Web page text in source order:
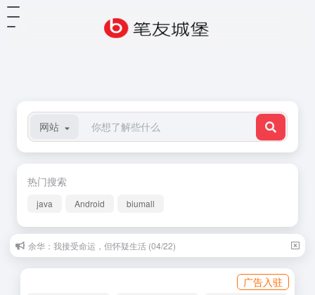
网站
热门搜索
java Android biumall
余华：我接受命运，但怀疑生活 (04/22)
广告入驻